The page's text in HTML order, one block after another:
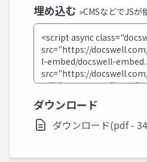
埋め込む »CMSなどでJSが
ダウンロード
ダウンロード(pdf -